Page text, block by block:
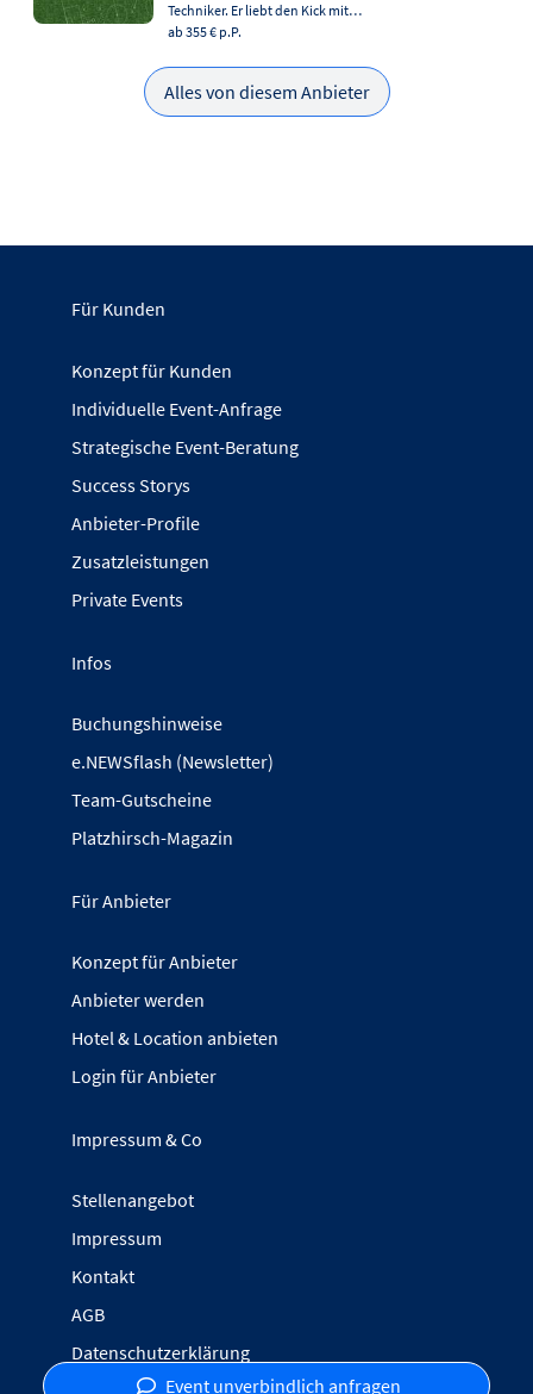
Event unverbindlich anfragen
Techniker. Er liebt den Kick mit…
ab 355 € p.P.
Alles von diesem Anbieter
Für Kunden
Konzept für Kunden
Individuelle Event-Anfrage
Strategische Event-Beratung
Success Storys
Anbieter-Profile
Zusatzleistungen
Private Events
Infos
Buchungshinweise
e.NEWSflash (Newsletter)
Team-Gutscheine
Platzhirsch-Magazin
Für Anbieter
Konzept für Anbieter
Anbieter werden
Hotel & Location anbieten
Login für Anbieter
Impressum & Co
Stellenangebot
Impressum
Kontakt
AGB
Datenschutzerklärung